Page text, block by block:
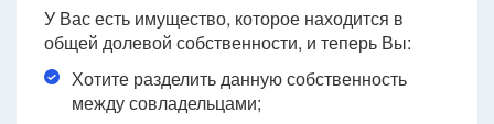
У Вас есть имущество, которое находится в
общей долевой собственности, и теперь Вы:
Хотите разделить данную собственность
между совладельцами;